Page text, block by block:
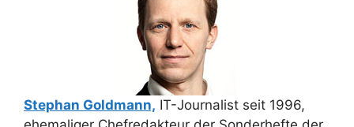
Stephan Goldmann, IT-Journalist seit 1996,